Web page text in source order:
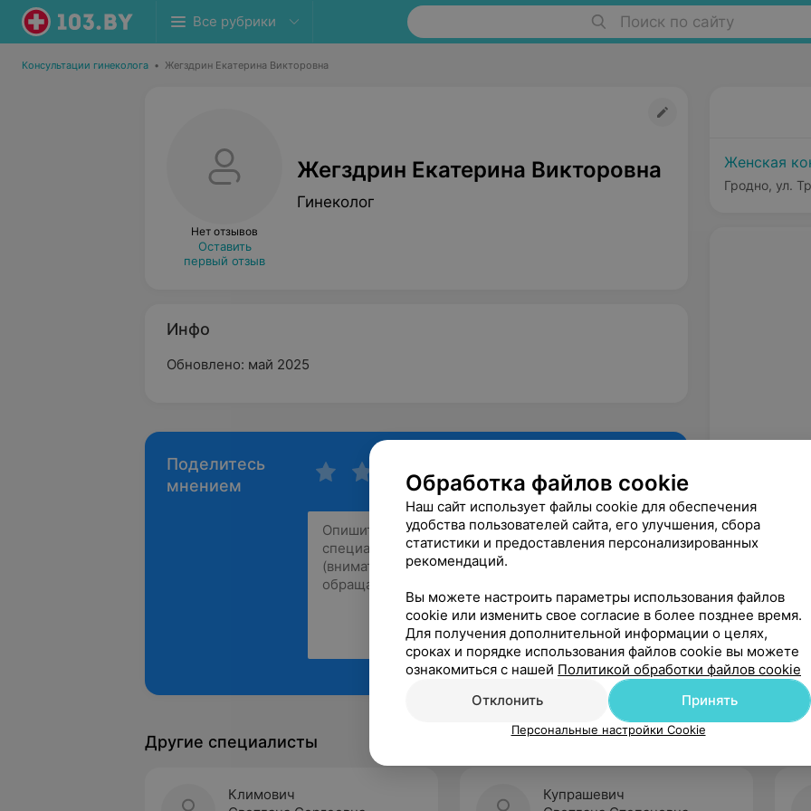
Все рубрики Поиск по сайту
Консультации гинеколога • Жегздрин Екатерина Викторовна
Нет отзывов
Оставить
первый отзыв
Жегздрин Екатерина Викторовна
Гинеколог
Инфо
Обновлено: май 2025
Поделитесь
мнением
Рекомендую
Женская
Гродно, ул.
Другие специалисты
Климович
Купрашевич
Обработка файлов cookie
Наш сайт использует файлы cookie для обеспечения
удобства пользователей сайта, его улучшения, сбора
статистики и предоставления персонализированных
рекомендаций.
Вы можете настроить параметры использования файлов
cookie или изменить свое согласие в более позднее время.
Для получения дополнительной информации о целях,
сроках и порядке использования файлов cookie вы можете
ознакомиться с нашей Политикой обработки файлов cookie
Отклонить
Принять
Персональные настройки Cookie